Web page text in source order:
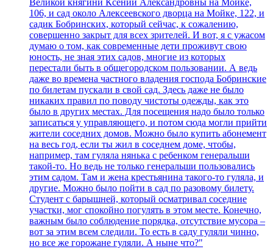
Великой княгини Ксении Александровны на Мойке,
106, и сад около Алексеевского дворца на Мойке, 122, и
садик Бобринских, который сейчас, к сожалению,
совершенно закрыт для всех зрителей. И вот, я с ужасом
думаю о том, как современные дети проживут свою
юность, не зная этих садов, многие из которых
перестали быть в общегородском пользовании. А ведь
даже во времена частного владения господа Бобринские
по билетам пускали в свой сад. Здесь даже не было
никаких правил по поводу чистоты одежды, как это
было в других местах. Для посещения надо было только
записаться у управляющего, и потом сюда могли прийти
жители соседних домов. Можно было купить абонемент
на весь год, если ты жил в соседнем доме, чтобы,
например, там гуляла нянька с ребенком генеральши
такой-то. Но ведь не только генеральши пользовались
этим садом. Там и жена крестьянина такого-то гуляла, и
другие. Можно было пойти в сад по разовому билету.
Студент с барышней, который осматривал соседние
участки, мог спокойно погулять в этом месте. Конечно,
важным было соблюдение порядка, отсутствие мусора –
вот за этим всем следили. То есть в саду гуляли чинно,
но все же горожане гуляли. А ныне что?"